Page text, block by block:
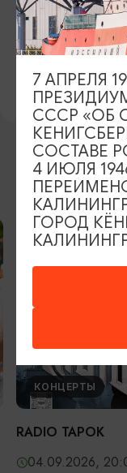
https://
ВКОНТАКТЕ
https://vk.com/
ОТ 2500₽
КОНЦЕРТЫ
RADIO TAPOK
04.09.2026,
7 АПРЕЛЯ
СССР «ОБ
СОСТАВЕ
4 ИЮЛЯ
ГОРОД